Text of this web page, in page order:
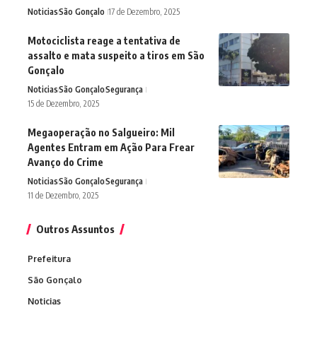
NoticiasSão Gonçalo 17 de Dezembro, 2025
Motociclista reage a tentativa de
assalto e mata suspeito a tiros em São
Gonçalo
NoticiasSão GonçaloSegurança
15 de Dezembro, 2025
Megaoperação no Salgueiro: Mil
Agentes Entram em Ação Para Frear
Avanço do Crime
NoticiasSão GonçaloSegurança
11 de Dezembro, 2025
Outros Assuntos
Prefeitura
São Gonçalo
Noticias